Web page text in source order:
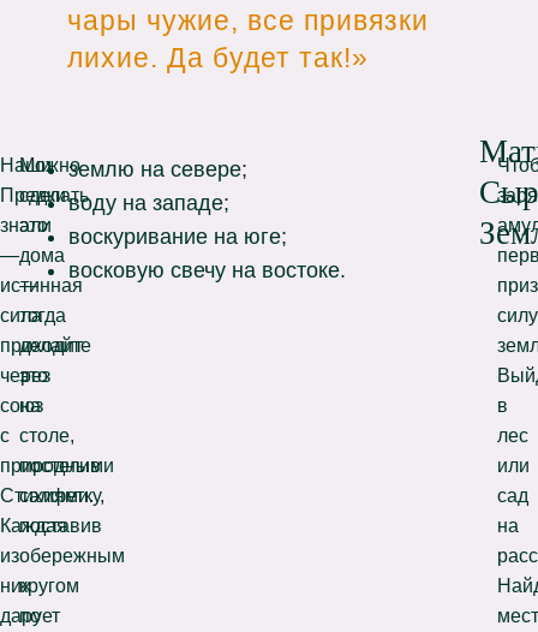
чары чужие, все привязки
лихие. Да будет так!
Наши
Предки
знали
—
истинная
сила
приходит
через
союз
с
природными
Стихиями.
Каждая
из
них
дарует
Можно
сделать
это
дома
—
тогда
делайте
это
на
столе,
постелив
салфетку,
поставив
обережным
кругом
по
землю на севере;
воду на западе;
воскуривание на юге;
восковую свечу на востоке.
силу
в
лес
или
сад
на